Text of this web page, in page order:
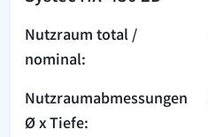
Nutzraum total /
nominal:
Nutzraum­abmessungen
Ø x Tiefe: